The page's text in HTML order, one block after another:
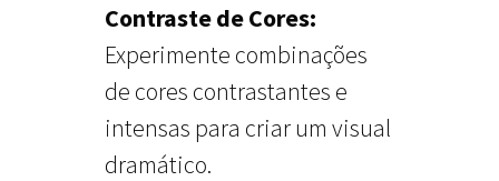
Contraste de Cores:
Experimente combinações
de cores contrastantes e
intensas para criar um visual
dramático.